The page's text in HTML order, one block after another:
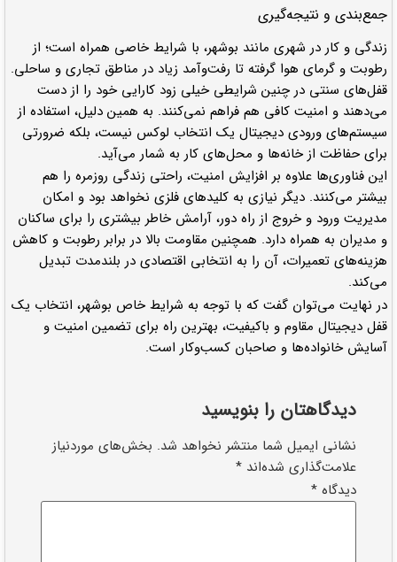
جمع‌بندی و نتیجه‌گیری
زندگی و کار در شهری مانند بوشهر، با شرایط خاصی همراه است؛ از
رطوبت و گرمای هوا گرفته تا رفت‌وآمد زیاد در مناطق تجاری و ساحلی.
قفل‌های سنتی در چنین شرایطی خیلی زود کارایی خود را از دست
می‌دهند و امنیت کافی هم فراهم نمی‌کنند. به همین دلیل، استفاده از
سیستم‌های ورودی دیجیتال یک انتخاب لوکس نیست، بلکه ضرورتی
برای حفاظت از خانه‌ها و محل‌های کار به شمار می‌آید.
این فناوری‌ها علاوه بر افزایش امنیت، راحتی زندگی روزمره را هم
بیشتر می‌کنند. دیگر نیازی به کلیدهای فلزی نخواهد بود و امکان
مدیریت ورود و خروج از راه دور، آرامش خاطر بیشتری را برای ساکنان
و مدیران به همراه دارد. همچنین مقاومت بالا در برابر رطوبت و کاهش
هزینه‌های تعمیرات، آن را به انتخابی اقتصادی در بلندمدت تبدیل
می‌کند.
در نهایت می‌توان گفت که با توجه به شرایط خاص بوشهر، انتخاب یک
قفل دیجیتال مقاوم و باکیفیت، بهترین راه برای تضمین امنیت و
آسایش خانواده‌ها و صاحبان کسب‌وکار است.
دیدگاهتان را بنویسید
نشانی ایمیل شما منتشر نخواهد شد. بخش‌های موردنیاز
علامت‌گذاری شده‌اند *
دیدگاه *